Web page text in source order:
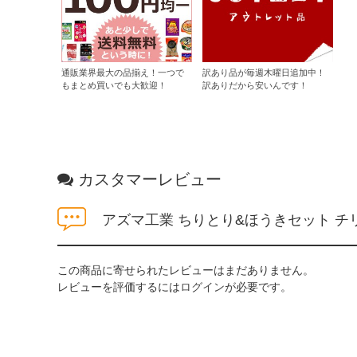
通販業界最大の品揃え！一つで
もまとめ買いでも大歓迎！
訳あり品が毎週木曜日追加中！
訳ありだから安いんです！
カスタマーレビュー
アズマ工業 ちりとり&ほうきセット チ
この商品に寄せられたレビューはまだありません。
レビューを評価するにはログインが必要です。